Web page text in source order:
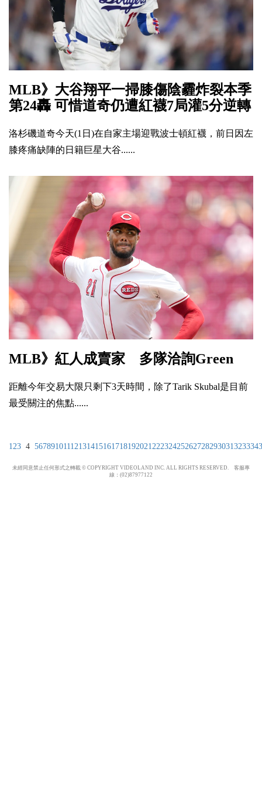
MLB》大谷翔平一掃膝傷陰霾炸裂本季
第24轟 可惜道奇仍遭紅襪7局灌5分逆轉
洛杉磯道奇今天(1日)在自家主場迎戰波士頓紅襪，前日因左
膝疼痛缺陣的日籍巨星大谷......
MLB》紅人成賣家 多隊洽詢Green
距離今年交易大限只剩下3天時間，除了Tarik Skubal是目前
最受關注的焦點......
1 23 4 56789101112131415161718192021 22232425262728293031323334
未經同意禁止任何形式之轉載 © COPYRIGHT VIDEOLAND INC. ALL RIGHTS RESERVED. 客服專
線：(02)87977122